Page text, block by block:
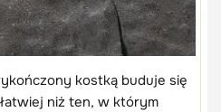
kostką buduje się
niż ten, w którym